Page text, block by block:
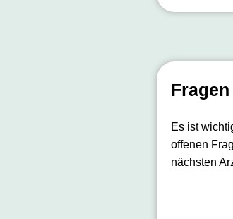
Es ist
offenen
nächsten